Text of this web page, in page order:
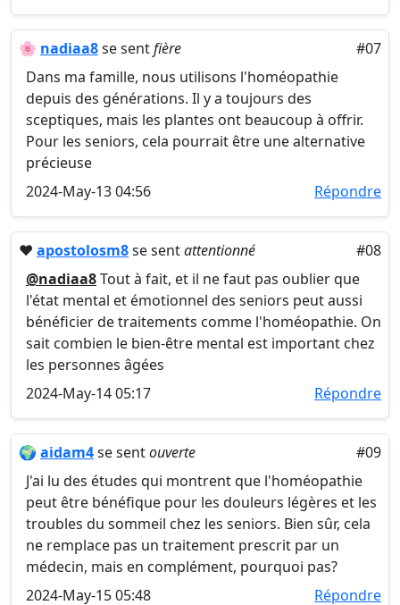
🌸 nadiaa8se sentfière
#07
Dans ma famille, nous utilisons l'homéopathie
depuis des générations. Il y a toujours des
sceptiques, mais les plantes ont beaucoup à offrir.
Pour les seniors, cela pourrait être une alternative
précieuse
2024-May-13 04:56
Répondre
❤️ apostolosm8se sentattentionné
#08
@nadiaa8Tout à fait, et il ne faut pas oublier que
l'état mental et émotionnel des seniors peut aussi
bénéficier de traitements comme l'homéopathie. On
sait combien le bien-être mental est important chez
les personnes âgées
2024-May-14 05:17
Répondre
🌍 aidam4se sentouverte
#09
J'ai lu des études qui montrent que l'homéopathie
peut être bénéfique pour les douleurs légères et les
troubles du sommeil chez les seniors. Bien sûr, cela
ne remplace pas un traitement prescrit par un
médecin, mais en complément, pourquoi pas?
2024-May-15 05:48
Répondre